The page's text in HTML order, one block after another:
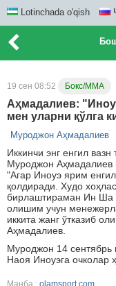
Lotinchada o'qish
19 сен 08:52 Бокс/ММА
Аҳмадалиев:
мен уларни қўлга
Муроджон Аҳмадалиев
Иккинчи энг енгил
Муроджон Аҳмадалиев
"Агар Иноуэ ярим
қолдиради. Худо
бирлаштираман Ин Ша
олишим учун
иккита жанг ўтказиб
Аҳмадалиев.
Муроджон 14 сентябрь
Наоя Иноуэга очколар
Манба : olamsport.com